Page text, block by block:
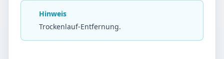
Hinweis
Trockenlauf-Entfernung.